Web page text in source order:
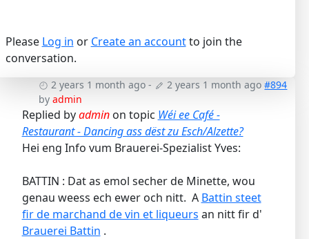
Please Log in or Create an accountto join the
conversation.
2 years 1 month ago - 2 years 1 month ago #894
byadmin
Replied byadminon topic Wéi ee Café -
Restaurant - Dancing ass dëst zu Esch/Alzette?
Hei eng Info vum Brauerei-Spezialist Yves:
BATTIN : Dat as emol secher de Minette, wou
genau weess ech ewer och nitt. A Battin steet
fir de marchand de vin et liqueurs an nitt fir d'
Brauerei Battin .